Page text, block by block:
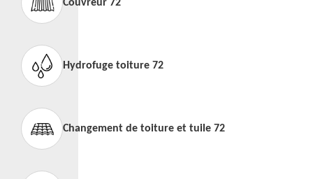
Couvreur 72
Hydrofuge toiture 72
Changement de toiture et tuile 72